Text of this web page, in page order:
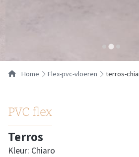
Home flex-pvc-vloeren terros-
PVC flex
Terros
Kleur: Chiaro